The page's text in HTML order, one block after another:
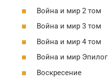
Война и мир 2 том
Война и мир 3 том
Война и мир 4 том
Война и мир Эпилог
Воскресение